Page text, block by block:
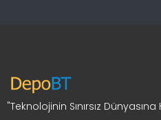
"Teknolojinin Sınırsız